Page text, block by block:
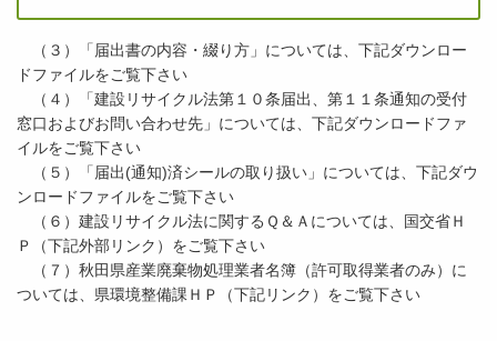
（３）「届出書の内容・綴り方」については、下記ダウンロー
ドファイルをご覧下さい
（４）「建設リサイクル法第１０条届出、第１１条通知の受付
窓口およびお問い合わせ先」については、下記ダウンロードファ
イルをご覧下さい
（５）「届出(通知)済シールの取り扱い」については、下記ダウ
ンロードファイルをご覧下さい
（６）建設リサイクル法に関するＱ＆Ａについては、国交省Ｈ
Ｐ（下記外部リンク）をご覧下さい
（７）秋田県産業廃棄物処理業者名簿（許可取得業者のみ）に
ついては、県環境整備課ＨＰ（下記リンク）をご覧下さい